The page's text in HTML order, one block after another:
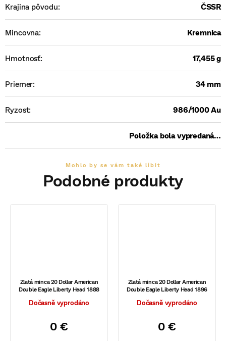
Krajina pôvodu: ČSSR
Mincovna: Kremnica
Hmotnosť: 17,455 g
Priemer: 34 mm
Ryzost: 986/1000 Au
Položka bola vypredaná…
Zlatá minca 20 Dollar American
Double Eagle Liberty Head 1888
Dočasně vyprodáno
0 €
Zlatá minca 20 Dollar American
Double Eagle Liberty Head 1896
Dočasně vyprodáno
0 €